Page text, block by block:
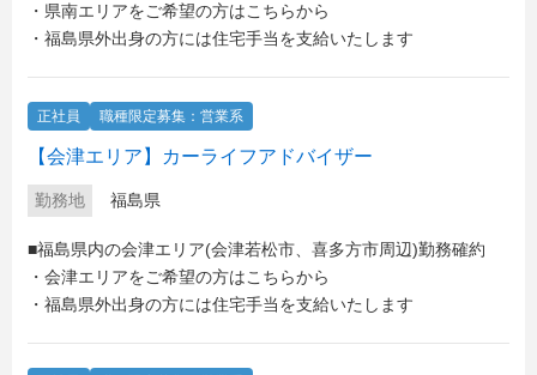
・県南エリアをご希望の方はこちらから
・福島県外出身の方には住宅手当を支給いたします
正社員 職種限定募集：営業系
【会津エリア】カーライフアドバイザー
勤務地 福島県
■福島県内の会津エリア(会津若松市、喜多方市周辺)勤務確約
・会津エリアをご希望の方はこちらから
・福島県外出身の方には住宅手当を支給いたします